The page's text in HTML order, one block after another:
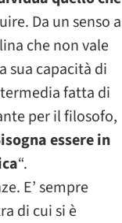
Da un senso a
che non vale
sua capacità di
fatta di
per il filosofo,
essere in
“.
E’ sempre
di cui si è